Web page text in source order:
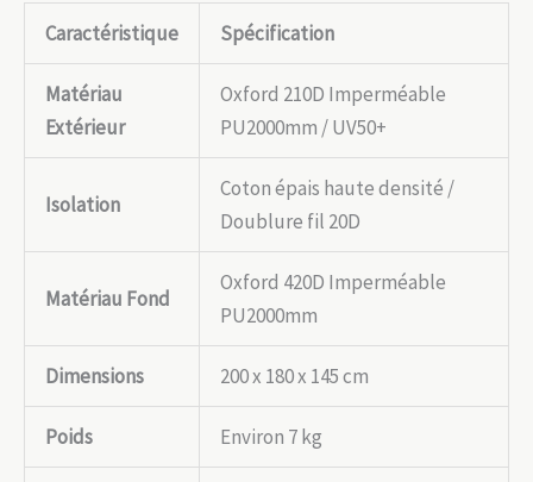
Caractéristique
Spécification
Matériau
Extérieur
Oxford 210D Imperméable
PU2000mm / UV50+
Isolation
Coton épais haute densité /
Doublure fil 20D
Matériau Fond
Oxford 420D Imperméable
PU2000mm
Dimensions 200 x 180 x 145 cm
Poids Environ 7 kg